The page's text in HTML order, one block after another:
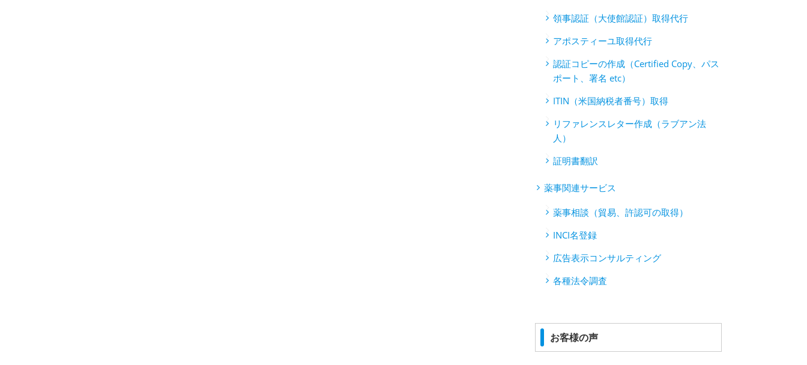
領事認証（大使館認証）取得代行
アポスティーユ取得代行
認証コピーの作成（Certified Copy、パス
ポート、署名 etc）
ITIN（米国納税者番号）取得
リファレンスレター作成（ラブアン法
人）
証明書翻訳
薬事関連サービス
薬事相談（貿易、許認可の取得）
INCI名登録
広告表示コンサルティング
各種法令調査
お客様の声